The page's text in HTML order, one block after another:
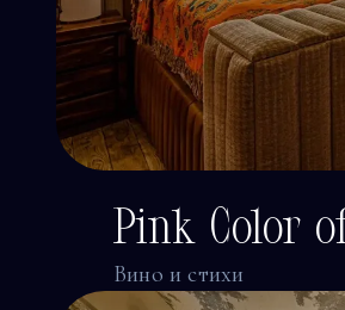
Pink Color
Вино и стихи